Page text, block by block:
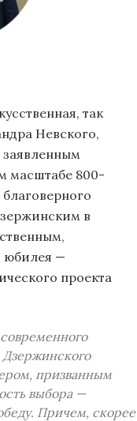
так
Невского,
масштабе 800-
в
юбилея —
проекта
Дзержинского
призванным
выбора —
Причем, скорее